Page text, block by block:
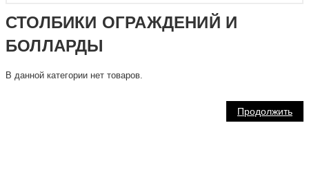
СТОЛБИКИ ОГРАЖДЕНИЙ И
БОЛЛАРДЫ
В данной категории нет товаров.
Продолжить